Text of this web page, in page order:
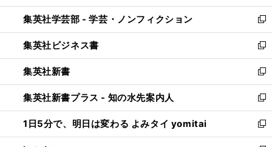
開
く
ウ
で
開
く
ン
ド
ウ
で
開
く
ウ
ィ
ン
ド
ウ
で
開
く
集英社学芸部 - 学芸・ノンフィクション
新
し
い
ウ
ィ
ン
ド
ウ
で
開
集英社ビジネス書
新
し
い
ウ
ィ
ン
ド
ウ
集英社新書
新
し
い
ウ
ィ
ン
集英社新書プラス - 知の水先案内人
新
し
い
ウ
1日5分で、明日は変わる よみタイ yomitai
新
し